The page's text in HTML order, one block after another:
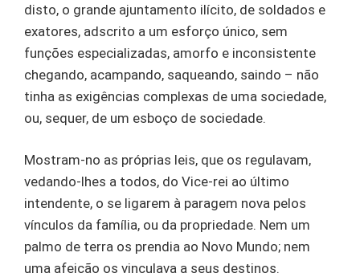
disto, o grande ajuntamento ilícito, de soldados e
exatores, adscrito a um esforço único, sem
funções especializadas, amorfo e inconsistente
chegando, acampando, saqueando, saindo – não
tinha as exigências complexas de uma sociedade,
ou, sequer, de um esboço de sociedade.
Mostram-no as próprias leis, que os regulavam,
vedando-lhes a todos, do Vice-rei ao último
intendente, o se ligarem à paragem nova pelos
vínculos da família, ou da propriedade. Nem um
palmo de terra os prendia ao Novo Mundo; nem
uma afeição os vinculava a seus destinos.